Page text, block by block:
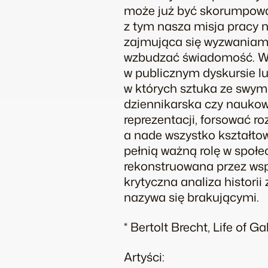
może już być
z tym nasza misja pracy
zajmująca się
wzbudzać świadomość.
w publicznym dyskursie
w których sztuka ze
dziennikarska czy
reprezentacji, forsować
a nade wszystko
pełnią ważną rolę w
rekonstruowana przez
krytyczna analiza historii
nazywa się brakującymi.
* Bertolt Brecht, Life of
Artyści: